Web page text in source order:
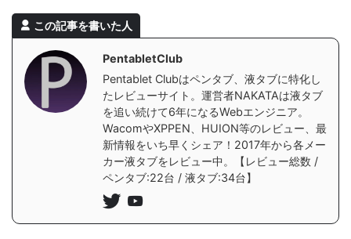
この記事を書いた人
PentabletClub
Pentablet Clubはペンタブ、液タブに特化し
たレビューサイト。運営者NAKATAは液タブ
を追い続けて6年になるWebエンジニア。
WacomやXPPEN、HUION等のレビュー、最
新情報をいち早くシェア！2017年から各メー
カー液タブをレビュー中。【レビュー総数 /
ペンタブ:22台 / 液タブ:34台】